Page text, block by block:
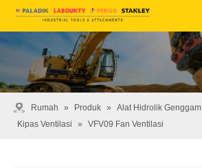
Rumah » Produk » Alat Hidrolik Genggam
Kipas Ventilasi
» VFV09 Fan Ventilasi